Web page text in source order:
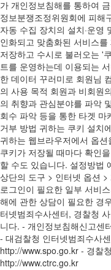
가 개인정보침해를 통하여
정보분쟁조정위원회에 피해
자동 수집 장치의 설치·운영
인화되고 맞춤화된 서비스
저장하고 수시로 불러오는 '
트를 운영하는데 이용되는
한 데이터 꾸러미로 회원님
의 사용 목적 회원과 비회원
의 취향과 관심분야를 파악
회수 파악 등을 통한 타겟
거부 방법 귀하는 쿠키 설치
귀하는 웹브라우저에서 옵
쿠키가 저장될 때마다 확인
할 수도 있습니다. 설정방법
상단의 도구 > 인터넷 옵션
로그인이 필요한 일부 서비
해에 관한 상담이 필요한 경
터넷범죄수사센터, 경찰청
니다. - 개인정보침해신고센
- 대검찰청 인터넷범죄수사
http://www.spo.go.kr - 경찰
http://www.ctrc.go.kr